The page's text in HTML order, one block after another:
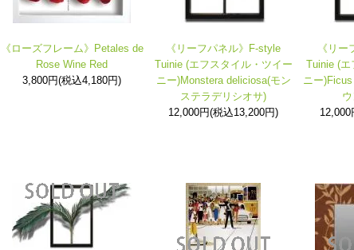
《ローズフレーム》Petales de
Rose Wine Red
3,800円(税込4,180円)
《リーフパネル》F-style
Tuinie (エフスタイル・ツイー
ニー)Monstera deliciosa(モン
ステラデリシオサ)
12,000円(税込13,200円)
《リ
Tuinie (エ
ニー
12,000